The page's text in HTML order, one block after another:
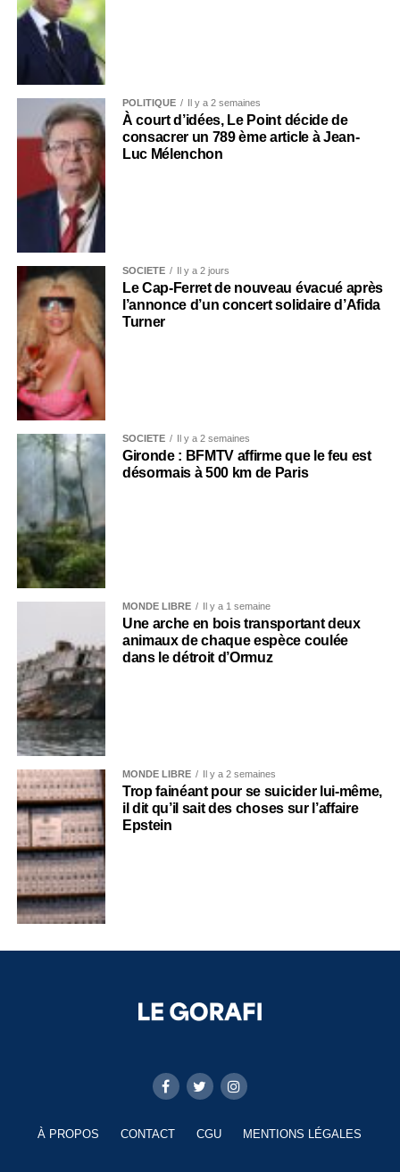
POLITIQUE Il y a 2 semaines
À court d’idées, Le Point décide de
consacrer un 789 ème article à Jean-
Luc Mélenchon
SOCIÉTÉ Il y a 2 jours
Le Cap-Ferret de nouveau évacué après
l’annonce d’un concert solidaire d’Afida
Turner
SOCIÉTÉ Il y a 2 semaines
Gironde : BFMTV affirme que le feu est
désormais à 500 km de Paris
MONDE LIBRE Il y a 1 semaine
Une arche en bois transportant deux
animaux de chaque espèce coulée
dans le détroit d’Ormuz
MONDE LIBRE Il y a 2 semaines
Trop fainéant pour se suicider lui-même,
il dit qu’il sait des choses sur l’affaire
Epstein
À PROPOS CONTACT CGU MENTIONS LÉGALES